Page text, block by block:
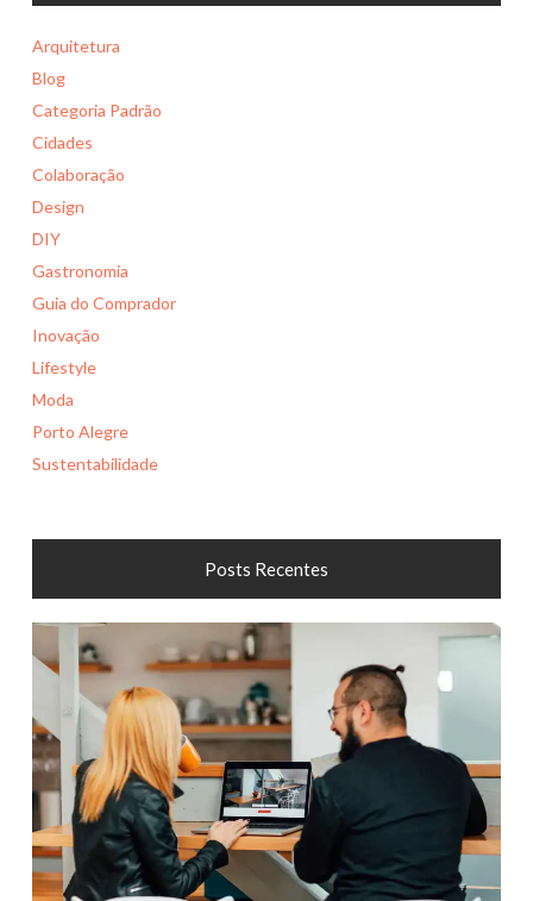
Arquitetura
Blog
Categoria Padrão
Cidades
Colaboração
Design
DIY
Gastronomia
Guia do Comprador
Inovação
Lifestyle
Moda
Porto Alegre
Sustentabilidade
Posts Recentes